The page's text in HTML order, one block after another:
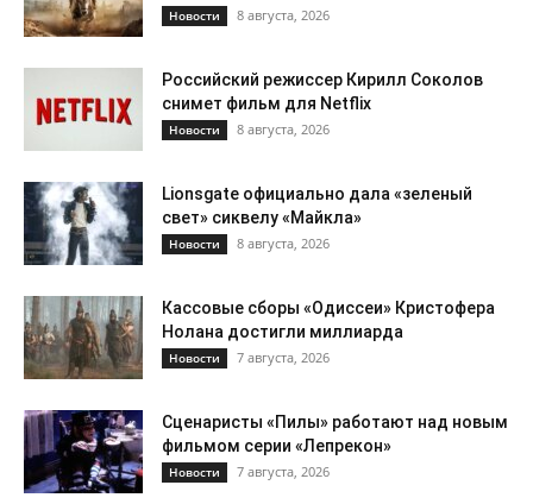
Новости 8 августа, 2026
Российский режиссер Кирилл Соколов
снимет фильм для Netflix
Новости 8 августа, 2026
Lionsgate официально дала «зеленый
свет» сиквелу «Майкла»
Новости 8 августа, 2026
Кассовые сборы «Одиссеи» Кристофера
Нолана достигли миллиарда
Новости 7 августа, 2026
Сценаристы «Пилы» работают над новым
фильмом серии «Лепрекон»
Новости 7 августа, 2026